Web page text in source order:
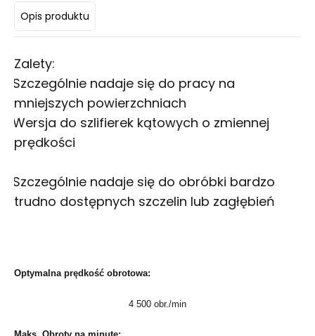
Opis produktu
Zalety:
Szczególnie nadaje się do pracy na
mniejszych powierzchniach
Wersja do szlifierek kątowych o zmiennej
prędkości
Szczególnie nadaje się do obróbki bardzo
trudno dostępnych szczelin lub zagłębień
Optymalna prędkość obrotowa:
4 500 obr./min